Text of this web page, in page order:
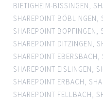
BIETIGHEIM-BISSINGEN,
SHAREPOINT BÖBLINGEN,
SHAREPOINT BOPFINGEN,
SHAREPOINT DITZINGEN,
SHAREPOINT EBERSBACH,
SHAREPOINT EISLINGEN,
SHAREPOINT ERBACH,
SHAREPOINT FELLBACH,